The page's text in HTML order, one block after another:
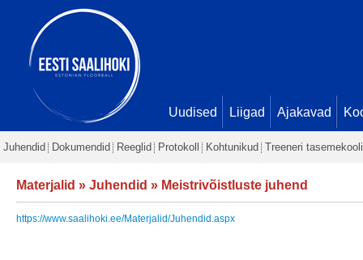
Uudised Liigad Ajakavad
Juhendid Dokumendid Reeglid Protokoll Kohtunikud Treeneri
Materjalid » Juhendid » Meistrivõistluste juhend
https://www.saalihoki.ee/Materjalid/Juhendid.aspx